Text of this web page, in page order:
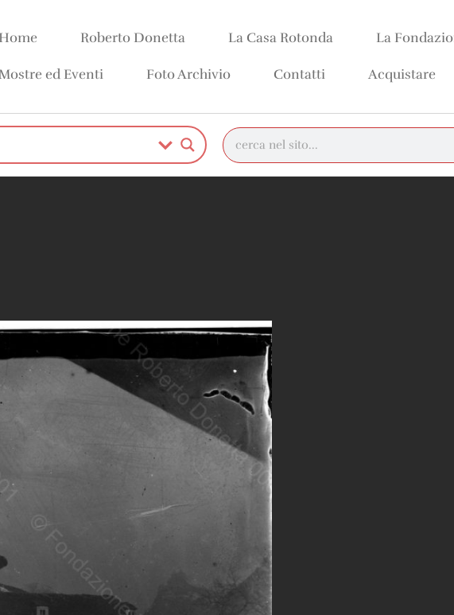
Home Roberto Donetta La Casa Rotonda La
ed Eventi Foto Archivio Contatti Acquistare